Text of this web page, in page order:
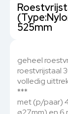
525mm
geheel
roestvrijstaal
volledig
***
met (p/paar)